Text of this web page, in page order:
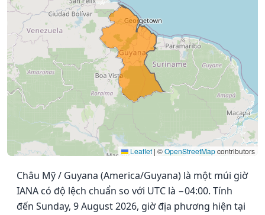
Leaflet | ©OpenStreetMapcontributors
Châu Mỹ / Guyana (America/Guyana) là một múi giờ
IANA có độ lệch chuẩn so với UTC là −04:00. Tính
đến Sunday, 9 August 2026, giờ địa phương hiện tại